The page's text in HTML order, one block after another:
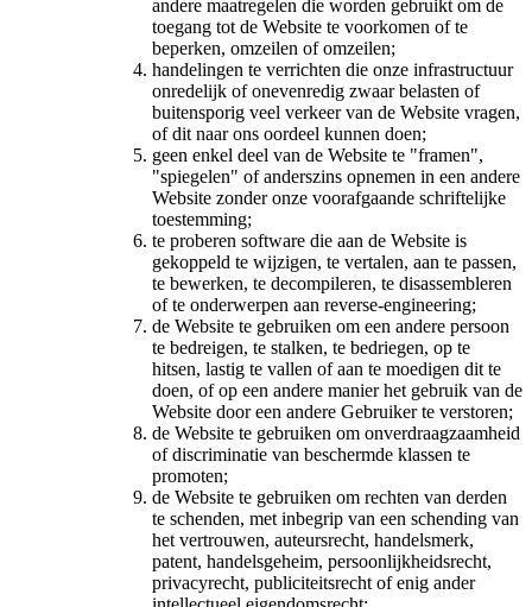
andere maatregelen die worden gebruikt om de
toegang tot de Website te voorkomen of te
beperken, omzeilen of omzeilen;
handelingen te verrichten die onze infrastructuur
onredelijk of onevenredig zwaar belasten of
buitensporig veel verkeer van de Website vragen,
of dit naar ons oordeel kunnen doen;
geen enkel deel van de Website te "framen",
"spiegelen" of anderszins opnemen in een andere
Website zonder onze voorafgaande schriftelijke
toestemming;
te proberen software die aan de Website is
gekoppeld te wijzigen, te vertalen, aan te passen,
te bewerken, te decompileren, te disassembleren
of te onderwerpen aan reverse-engineering;
de Website te gebruiken om een andere persoon
te bedreigen, te stalken, te bedriegen, op te
hitsen, lastig te vallen of aan te moedigen dit te
doen, of op een andere manier het gebruik van de
Website door een andere Gebruiker te verstoren;
de Website te gebruiken om onverdraagzaamheid
of discriminatie van beschermde klassen te
promoten;
de Website te gebruiken om rechten van derden
te schenden, met inbegrip van een schending van
het vertrouwen, auteursrecht, handelsmerk,
patent, handelsgeheim, persoonlijkheidsrecht,
privacyrecht, publiciteitsrecht of enig ander